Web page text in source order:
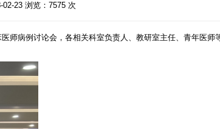
02-23 浏览：7575 次
师病例讨论会，各相关科室负责人、教研室主任、青年医师